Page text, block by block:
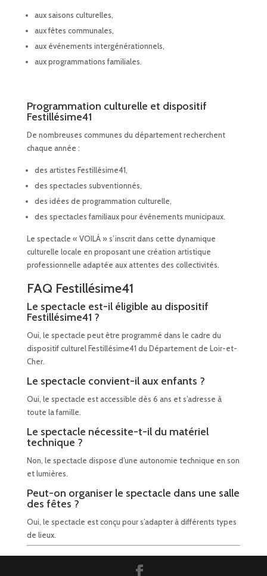
aux saisons culturelles,
aux fêtes communales,
aux événements intergénérationnels,
aux programmations familiales.
Programmation culturelle et dispositif
Festillésime41
De nombreuses communes du département recherchent
chaque année :
des artistes Festillésime41,
des spectacles subventionnés,
des idées de programmation culturelle,
des spectacles familiaux pour événements municipaux.
Le spectacle « VOILÀ » s’inscrit dans cette dynamique
culturelle locale en proposant une création artistique
professionnelle adaptée aux attentes des collectivités.
FAQ Festillésime41
Le spectacle est-il éligible au dispositif
Festillésime41 ?
Oui, le spectacle peut être programmé dans le cadre du
dispositif culturel Festillésime41 du Département de Loir-et-
Cher.
Le spectacle convient-il aux enfants ?
Oui, le spectacle est accessible dès 6 ans et s’adresse à
toute la famille.
Le spectacle nécessite-t-il du matériel
technique ?
Non, le spectacle dispose d’une autonomie technique en son
et lumières.
Peut-on organiser le spectacle dans une salle
des fêtes ?
Oui, le spectacle est conçu pour s’adapter à différents types
de lieux.